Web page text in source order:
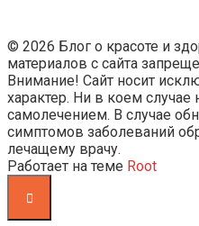
© 2026 Блог о красоте и
материалов с сайта
Внимание! Сайт носит
характер. Ни в коем случае
самолечением. В случае
симптомов заболеваний
лечащему врачу.
Работает на теме Root